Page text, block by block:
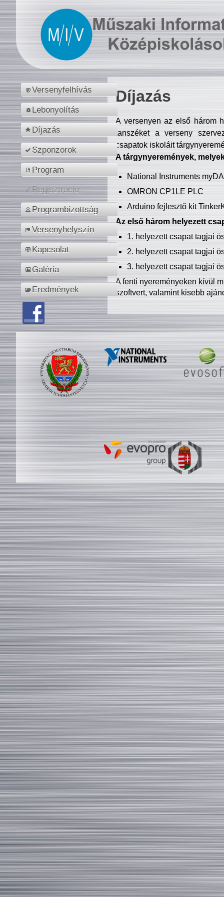
Versenyfelhívás
Lebonyolítás
Díjazás
Szponzorok
Program
Regisztráció
Programbizottság
Versenyhelyszín
Kapcsolat
Galéria
Eredmények
Díjazás
A versenyen az első három
tanszéket a verseny
csapatok iskoláit
A tárgynyeremények,
National Instruments
OMRON CP1LE PLC
Arduino fejlesztő kit
Az első három helyezett
1. helyezett csapat tagjai
2. helyezett csapat tagjai
3. helyezett csapat tagjai
A fenti nyereményeken kívül
szoftvert, valamint kisebb